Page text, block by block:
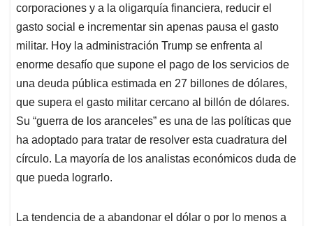
corporaciones y a la oligarquía financiera, reducir el
gasto social e incrementar sin apenas pausa el gasto
militar. Hoy la administración Trump se enfrenta al
enorme desafío que supone el pago de los servicios de
una deuda pública estimada en 27 billones de dólares,
que supera el gasto militar cercano al billón de dólares.
Su “guerra de los aranceles” es una de las políticas que
ha adoptado para tratar de resolver esta cuadratura del
círculo. La mayoría de los analistas económicos duda de
que pueda lograrlo.
La tendencia de a abandonar el dólar o por lo menos a